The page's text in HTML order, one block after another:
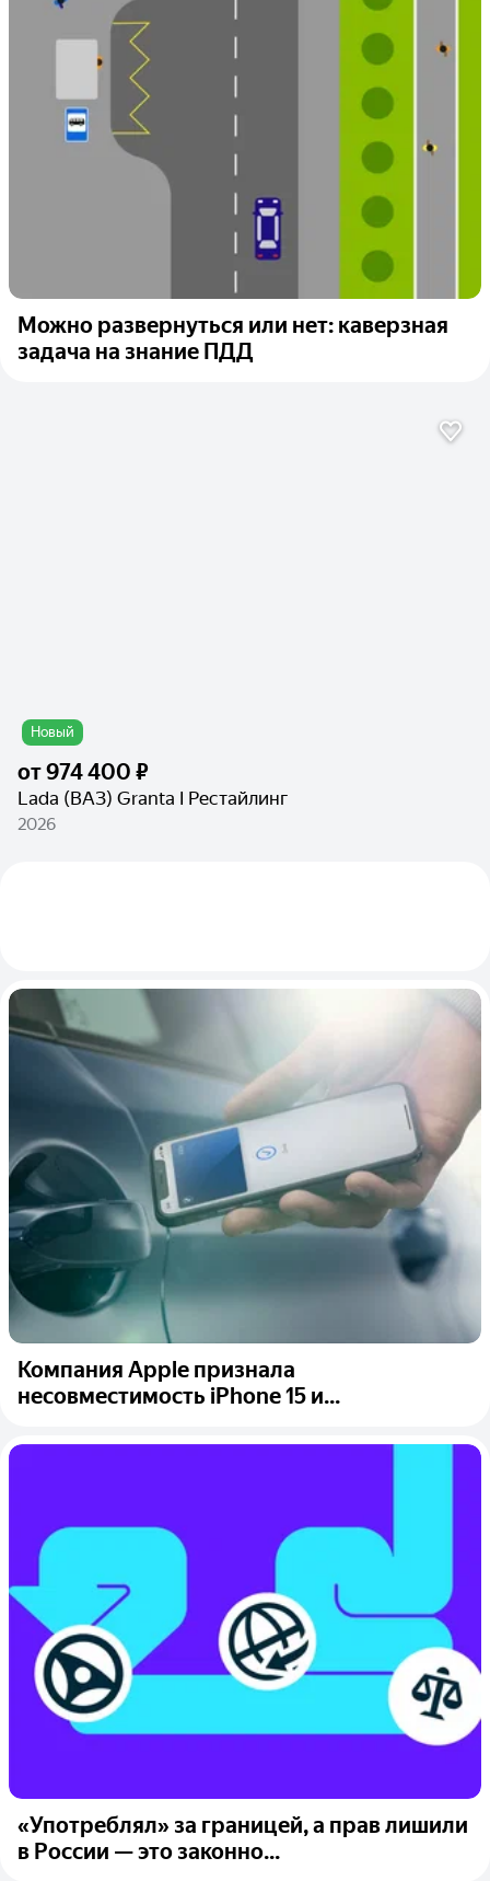
Можно развернуться или нет: каверзная
задача на знание ПДД
Новый
от974 400 ₽
Lada (ВАЗ) Granta I Рестайлинг
2026
Компания Apple признала
несовместимость iPhone 15 и...
«Употреблял» за границей, а прав лишили
в России — это законно...